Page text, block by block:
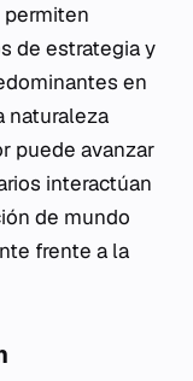
de estrategia y
en
naturaleza
puede avanzar
interactúan
de mundo
frente a la